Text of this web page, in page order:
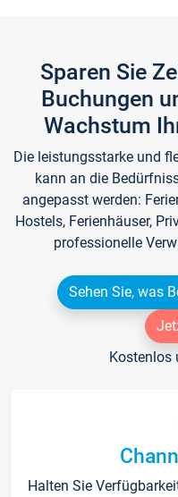
Sparen Sie
Buchungen
Wachstum
Die leistungsstarke und
kann an die
angepasst werden:
Hostels, Ferienhäuser,
professionelle
Sehen Sie, was
Kostenlos
Halten Sie